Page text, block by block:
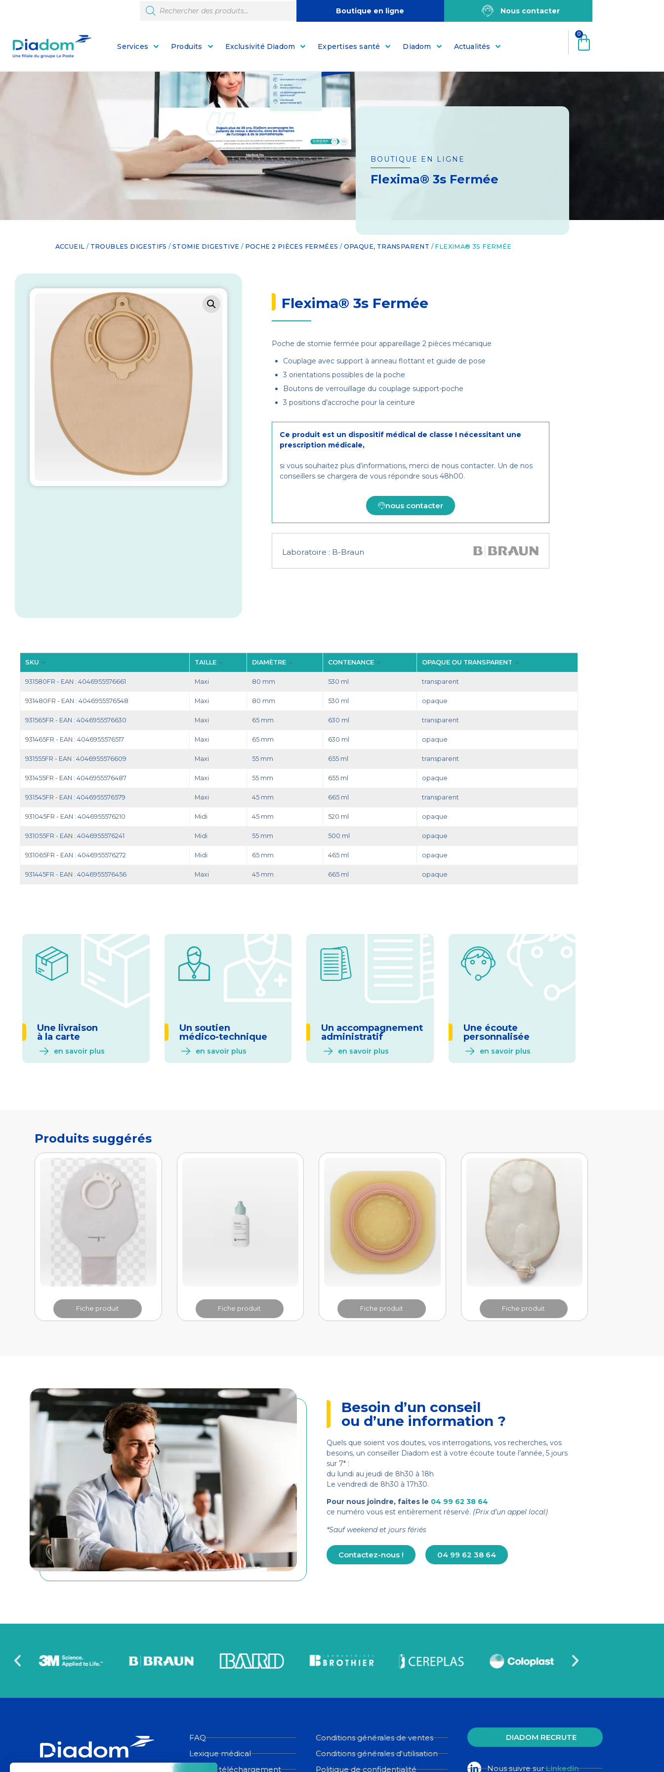
Boutique en ligne Nous contacter
Services Produits Exclusivité Diadom Expertises santé Diadom Actualités
0
BOUTIQUE EN LIGNE
Flexima® 3s Fermée
ACCUEIL / TROUBLES DIGESTIFS / STOMIE DIGESTIVE / POCHE 2 PIÈCES FERMÉES / OPAQUE, TRANSPARENT / FLEXIMA® 3S FERMÉE
Flexima® 3s Fermée
Poche de stomie fermée pour appareillage 2 pièces mécanique
Couplage avec support à anneau flottant et guide de pose
3 orientations possibles de la poche
Boutons de verrouillage du couplage support-poche
3 positions d’accroche pour la ceinture
Ce produit est un dispositif médical de classe I nécessitant une
prescription médicale,
si vous souhaitez plus d’informations, merci de nous contacter. Un de nos
conseillers se chargera de vous répondre sous 48h00.
nous contacter
Laboratoire : B-Braun
SKU TAILLE DIAMÈTRE CONTENANCE OPAQUE OU TRANSPARENT
931580FR - EAN : 4046955576661 Maxi 80 mm 530 ml transparent
931480FR - EAN : 4046955576548 Maxi 80 mm 530 ml opaque
931565FR - EAN : 4046955576630 Maxi 65 mm 630 ml transparent
931465FR - EAN : 4046955576517 Maxi 65 mm 630 ml opaque
931555FR - EAN : 4046955576609 Maxi 55 mm 655 ml transparent
931455FR - EAN : 4046955576487 Maxi 55 mm 655 ml opaque
931545FR - EAN : 4046955576579 Maxi 45 mm 665 ml transparent
931045FR - EAN : 4046955576210 Midi 45 mm 520 ml opaque
931055FR - EAN : 4046955576241 Midi 55 mm 500 ml opaque
931065FR - EAN : 4046955576272 Midi 65 mm 465 ml opaque
931445FR - EAN : 4046955576456 Maxi 45 mm 665 ml opaque
Une livraison
à la carte
en savoir plus
Un soutien
médico-technique
en savoir plus
Un accompagnement
administratif
en savoir plus
Une écoute
personnalisée
en savoir plus
Fiche produit Fiche produit Fiche produit Fiche produit
Besoin d’un conseil
ou d’une information ?
Quels que soient vos doutes, vos interrogations, vos recherches, vos
besoins, un conseiller Diadom est à votre écoute toute l’année, 5 jours
sur 7* :
du lundi au jeudi de 8h30 à 18h
Le vendredi de 8h30 à 17h30.
Pour nous joindre, faites le 04 99 62 38 64
ce numéro vous est entièrement réservé. (Prix d’un appel local)
*Sauf weekend et jours fériés
Contactez-nous ! 04 99 62 38 64
FAQ
Lexique médical
Espace téléchargement
Conditions générales de ventes
Conditions générales d'utilisation
Politique de confidentialité
DIADOM RECRUTE
Nous suivre surLinkedin